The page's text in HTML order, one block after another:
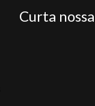
Curta